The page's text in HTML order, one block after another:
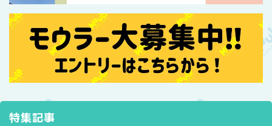
特集記事